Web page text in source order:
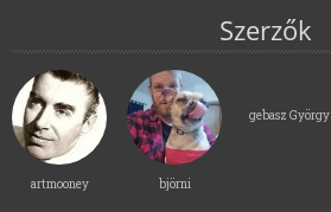
Szerzők
artmooney björni
gebasz György